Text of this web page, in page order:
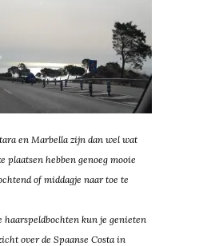
en Marbella zijn dan wel wat
plaatsen hebben genoeg mooie
of middagje naar toe te
haarspeldbochten kun je genieten
over de Spaanse Costa in